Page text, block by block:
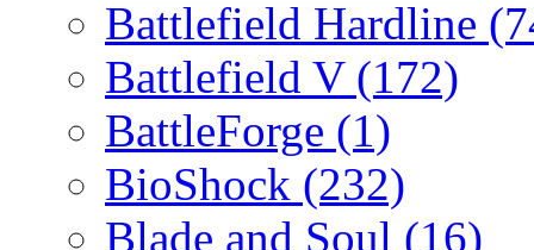
Battlefield Hardline
Battlefield V (172)
BattleForge (1)
BioShock (232)
Blade and Soul (16)